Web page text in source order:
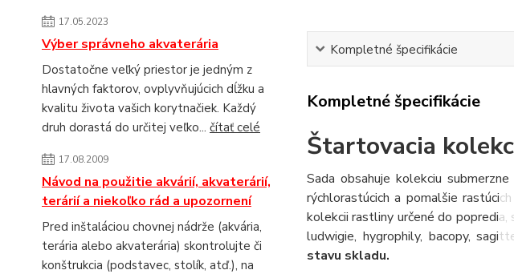
17.05.2023
Výber správneho akvaterária
Dostatočne veľký priestor je jedným z
hlavných faktorov, ovplyvňujúcich dĺžku a
kvalitu života vašich korytnačiek. Každý
druh dorastá do určitej veľko... čítať celé
17.08.2009
Návod na použitie akvárií, akvaterárií,
terárií a niekoľko rád a upozornení
Pred inštaláciou chovnej nádrže (akvária,
terária alebo akvaterária) skontrolujte či
konštrukcia (podstavec, stolík, atď.), na
Kompletné špecifikácie
Kompletné špecifikácie
Štartovacia
Sada obsahuje kolekciu
rýchlorastúcich a pomalšie
kolekcii rastliny určené do popredia,
ludwigie, hygrophily, bacopy,
stavu skladu.